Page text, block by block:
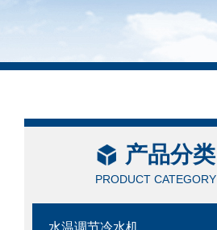
产品分类
PRODUCT CATEGORY
水温调节冷水机